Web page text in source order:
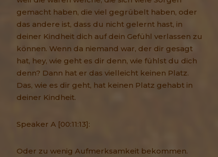
gemacht haben, die viel gegrübelt haben, oder
das andere ist, dass du nicht gelernt hast, in
deiner Kindheit dich auf dein Gefühl verlassen zu
können. Wenn da niemand war, der dir gesagt
hat, hey, wie geht es dir denn, wie fühlst du dich
denn? Dann hat er das vielleicht keinen Platz.
Das, wie es dir geht, hat keinen Platz gehabt in
deiner Kindheit.
Speaker A [00:11:13]:
Oder zu wenig Aufmerksamkeit bekommen.